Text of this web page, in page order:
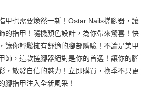
彰化商業銀行
台北富邦商業銀行
兆豐國際商業銀行
台中商業銀行
華泰商業銀行
遠東國際商業銀行
永豐商業銀行
甲也需要煥然一新！Ostar Nails搓腳器，讓
的指甲！隨機顏色設計，為你帶來驚喜！快
讓你輕鬆擁有舒適的腳部體驗！不論是美甲
師，這款搓腳器絕對是你的首選！讓你的腳
，散發自信的魅力！立即購買，換季不只更
腳指甲注入全新風采！